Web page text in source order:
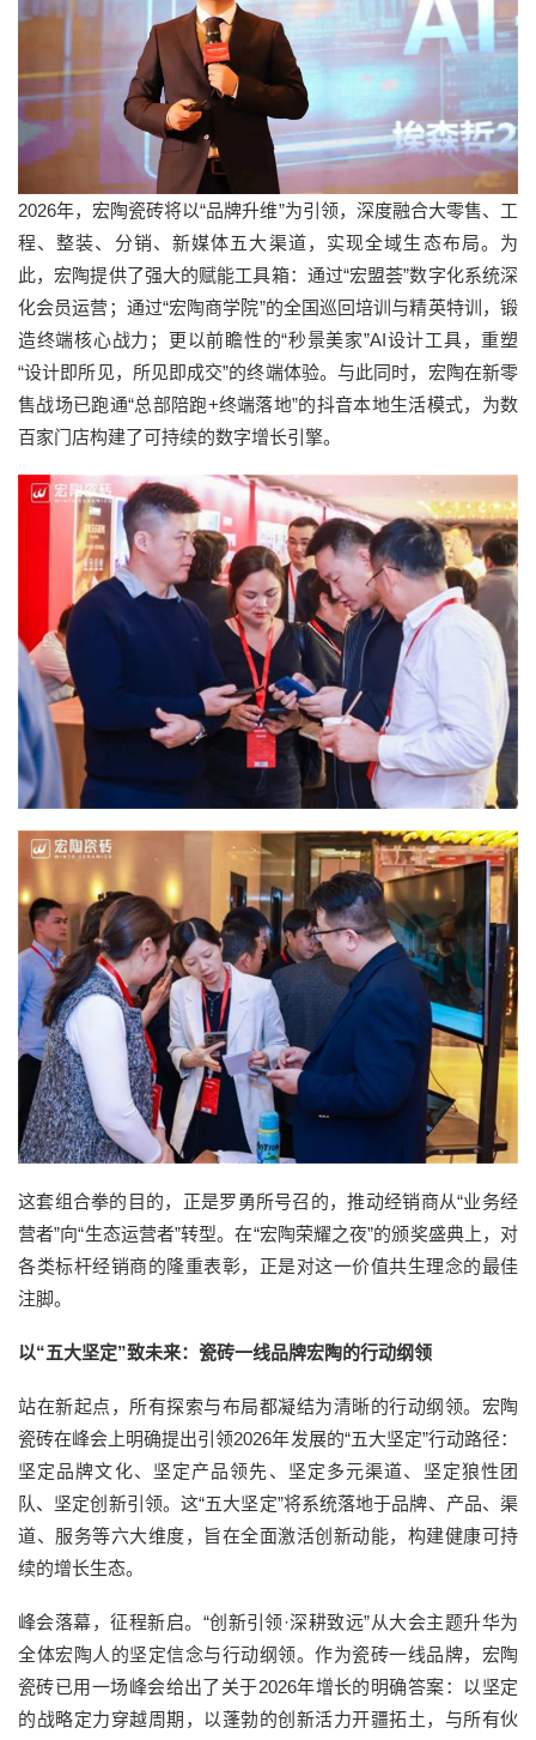
2026年，宏陶瓷砖将以“品牌升维”为引领，深度融合大零售、工
程、整装、分销、新媒体五大渠道，实现全域生态布局。为
此，宏陶提供了强大的赋能工具箱：通过“宏盟荟”数字化系统深
化会员运营；通过“宏陶商学院”的全国巡回培训与精英特训，锻
造终端核心战力；更以前瞻性的“秒景美家”AI设计工具，重塑
“设计即所见，所见即成交”的终端体验。与此同时，宏陶在新零
售战场已跑通“总部陪跑+终端落地”的抖音本地生活模式，为数
百家门店构建了可持续的数字增长引擎。
这套组合拳的目的，正是罗勇所号召的，推动经销商从“业务经
营者”向“生态运营者”转型。在“宏陶荣耀之夜”的颁奖盛典上，对
各类标杆经销商的隆重表彰，正是对这一价值共生理念的最佳
注脚。
以“五大坚定”致未来：瓷砖一线品牌宏陶的行动纲领
站在新起点，所有探索与布局都凝结为清晰的行动纲领。宏陶
瓷砖在峰会上明确提出引领2026年发展的“五大坚定”行动路径：
坚定品牌文化、坚定产品领先、坚定多元渠道、坚定狼性团
队、坚定创新引领。这“五大坚定”将系统落地于品牌、产品、渠
道、服务等六大维度，旨在全面激活创新动能，构建健康可持
续的增长生态。
峰会落幕，征程新启。“创新引领·深耕致远”从大会主题升华为
全体宏陶人的坚定信念与行动纲领。作为瓷砖一线品牌，宏陶
瓷砖已用一场峰会给出了关于2026年增长的明确答案：以坚定
的战略定力穿越周期，以蓬勃的创新活力开疆拓土，与所有伙